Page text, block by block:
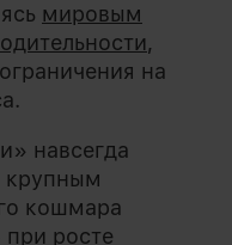
мировым
,
на
навсегда
крупным
кошмара
росте